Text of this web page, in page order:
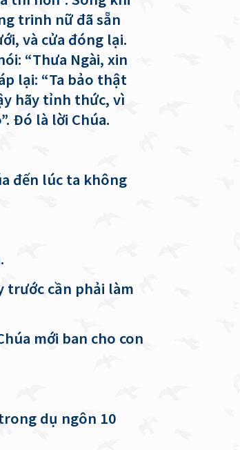
trinh nữ đã sẵn
và cửa đóng lại.
“Thưa Ngài, xin
lại: “Ta bảo thật
hãy tỉnh thức, vì
Ðó là lời Chúa.
đến lúc ta không
trước cần phải làm
mới ban cho con
dụ ngôn 10